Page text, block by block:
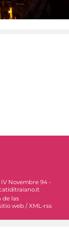
Novembre 94 -
de las
web / XML-rss